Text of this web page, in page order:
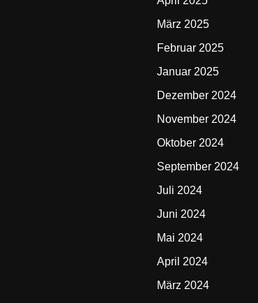
März 2025
Februar 2025
Januar 2025
Dezember 2024
November 2024
Oktober 2024
September 2024
Juli 2024
Juni 2024
Mai 2024
April 2024
März 2024